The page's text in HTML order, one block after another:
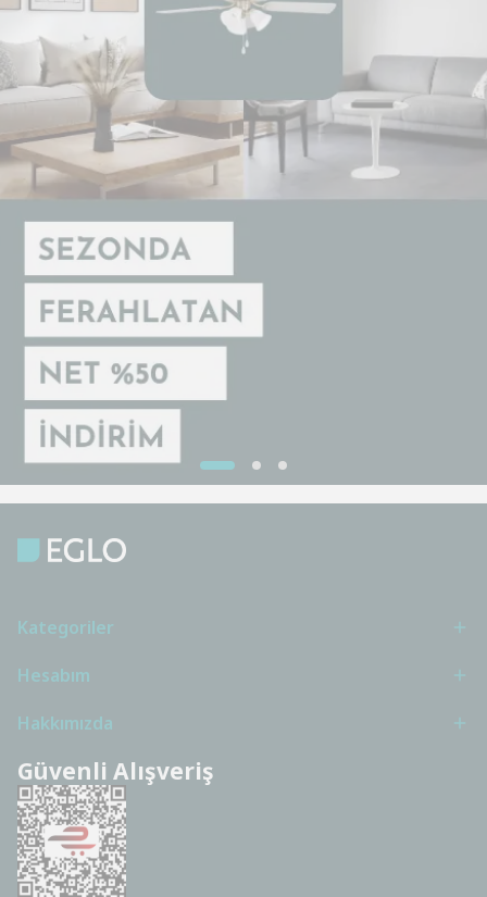
Kategoriler
Hesabım
Hakkımızda
Güvenli Alışveriş